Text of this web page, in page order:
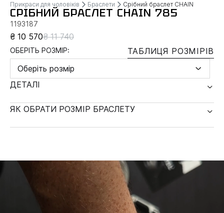
Прикраси для чоловіків Браслети Срібний браслет CHAIN
СРІБНИЙ БРАСЛЕТ CHAIN 785
1193187
₴ 10 570₴ 11 740
ОБЕРІТЬ РОЗМІР:
ТАБЛИЦЯ РОЗМІРІВ
Оберіть розмір
ДЕТАЛІ
ЯК ОБРАТИ РОЗМІР БРАСЛЕТУ